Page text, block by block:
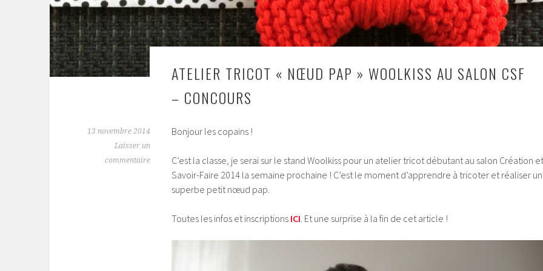
ATELIER TRICOT « NŒUD PAP » WOOLKISS AU SALON CSF
– CONCOURS
13 novembre 2014
Laisser un
commentaire
Bonjour les copains !
C’est la classe, je serai sur le stand Woolkiss pour un atelier tricot débutant au salon Création et
Savoir-Faire 2014 la semaine prochaine ! C’est le moment d’apprendre à tricoter et réaliser un
superbe petit nœud pap.
Toutes les infos et inscriptions ICI. Et une surprise à la fin de cet article !